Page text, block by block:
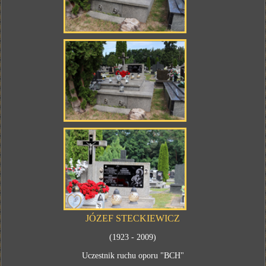
JÓZEF STECKIEWICZ
(1923 - 2009)
Uczestnik ruchu oporu "BCH"